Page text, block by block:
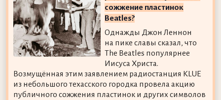
сожжение пластинок
Beatles?
Однажды Джон Леннон
на пике славы сказал, что
The Beatles популярнее
Иисуса Христа.
Возмущённая этим заявлением радиостанция KLUE
из небольшого техасского городка провела акцию
публичного сожжения пластинок и других символов